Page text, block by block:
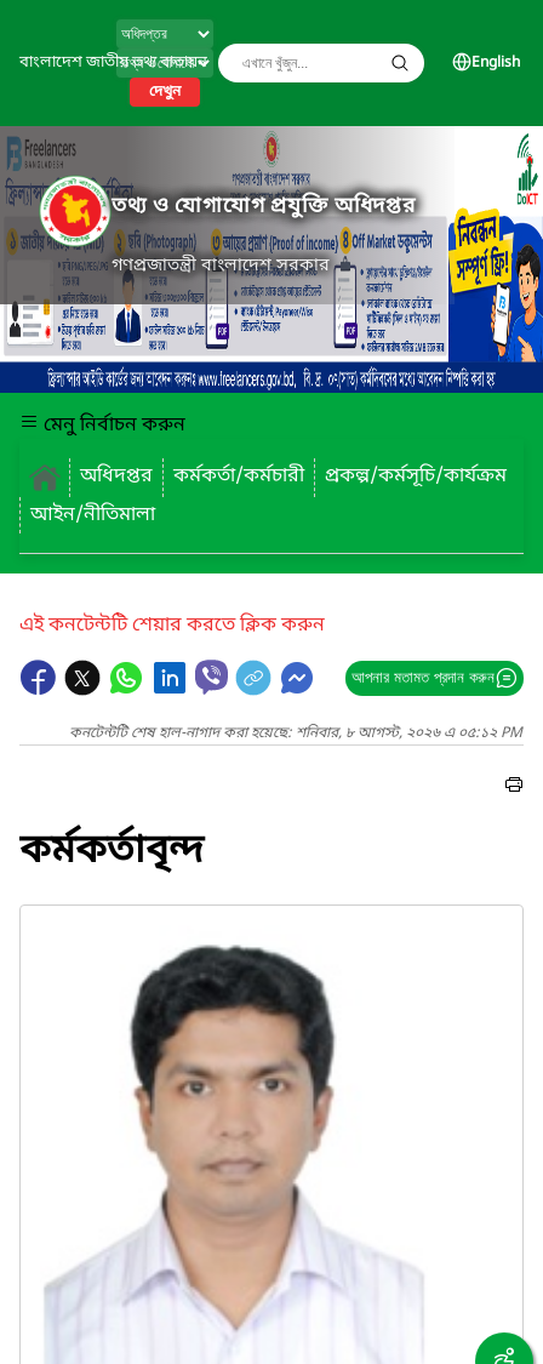
বাংলাদেশ জাতীয় তথ্য বাতায়ন
দেখুন
English
তথ্য ও যোগাযোগ প্রযুক্তি অধিদপ্তর
গণপ্রজাতন্ত্রী বাংলাদেশ সরকার
মেনু নির্বাচন করুন
অধিদপ্তর
কর্মকর্তা/কর্মচারী
প্রকল্প/কর্মসূচি/কার্যক্রম
আইন/নীতিমালা
এই কনটেন্টটি শেয়ার করতে ক্লিক করুন
আপনার মতামত প্রদান করুন
কনটেন্টটি শেষ হাল-নাগাদ করা হয়েছে: শনিবার, ৮ আগস্ট, ২০২৬ এ ০৫:১২ PM
কর্মকর্তাবৃন্দ